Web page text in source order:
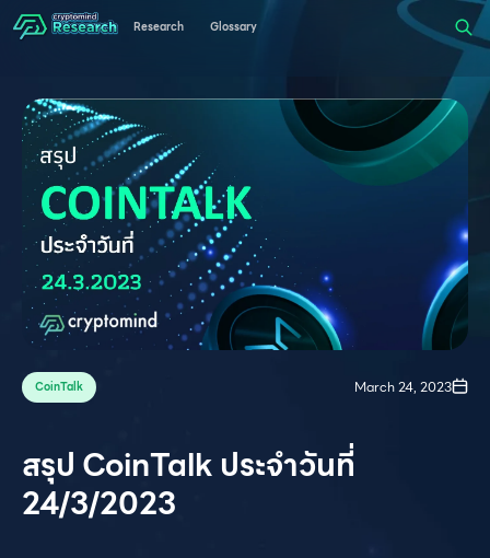
Research Glossary
CoinTalk March 24, 2023
สรุป CoinTalk ประจำวันที่
24/3/2023